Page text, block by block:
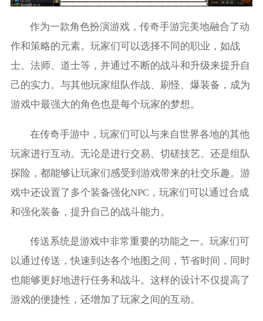
作为一款角色扮演游戏，传奇手游完美地融合了动
作和策略的元素。玩家们可以选择不同的职业，如战
士、法师、道士等，并通过不断的战斗和升级来提升自
己的实力。与其他玩家组队作战、刷怪、爆装备，成为
游戏中最强大的角色也是每个玩家的梦想。
在传奇手游中，玩家们可以与来自世界各地的其他
玩家进行互动。无论是进行交易、切磋技艺、还是组队
探险，都能够让玩家们感受到游戏带来的社交乐趣。游
戏中还设置了多个装备强化NPC，玩家们可以通过合成
和强化装备，提升自己的战斗能力。
传送系统是游戏中非常重要的功能之一。玩家们可
以通过传送，快速到达各个地图之间，节省时间，同时
也能够更好地进行任务和战斗。这样的设计不仅提高了
游戏的便捷性，还增加了玩家之间的互动。